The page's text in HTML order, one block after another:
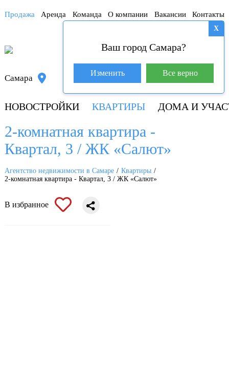
Продажа Аренда Команда О компании Вакансии Контакты
База покупателей (601)
Самара +7 917 145-78-45
НОВОСТРОЙКИ КВАРТИРЫ ДОМА И
X
Ваш город Самара?
Изменить Все верно
2-комнатная квартира -
Квартал, 3 / ЖК «Салют»
Агентство недвижимости в Самаре
Квартиры
2-комнатная квартира - Квартал, 3 / ЖК «Салют»
В избранное